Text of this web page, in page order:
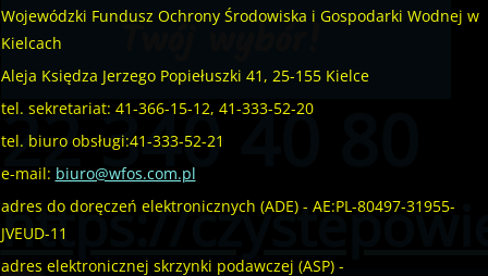
22 340 40 80
https://
Wojewódzki Fundusz Ochrony Środowiska i Gospodarki Wodnej w
Kielcach
Aleja Księdza Jerzego Popiełuszki 41, 25-155 Kielce
tel. sekretariat: 41-366-15-12, 41-333-52-20
tel. biuro obsługi:41-333-52-21
e-mail: biuro@wfos.com.pl
adres do doręczeń elektronicznych (ADE) - AE:PL-80497-31955-
JVEUD-11
adres elektronicznej skrzynki podawczej (ASP) -